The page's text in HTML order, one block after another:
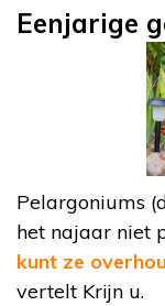
Eenjarige
Pelargoniums
het najaar niet
kunt ze
vertelt Krijn u.